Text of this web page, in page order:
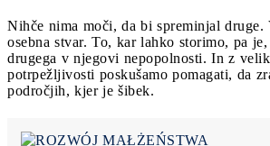
Nihče nima moči, da bi spreminjal druge.
osebna stvar. To, kar lahko storimo, pa je,
drugega v njegovi nepopolnosti. In z
potrpežljivosti poskušamo pomagati, da
področjih, kjer je šibek.